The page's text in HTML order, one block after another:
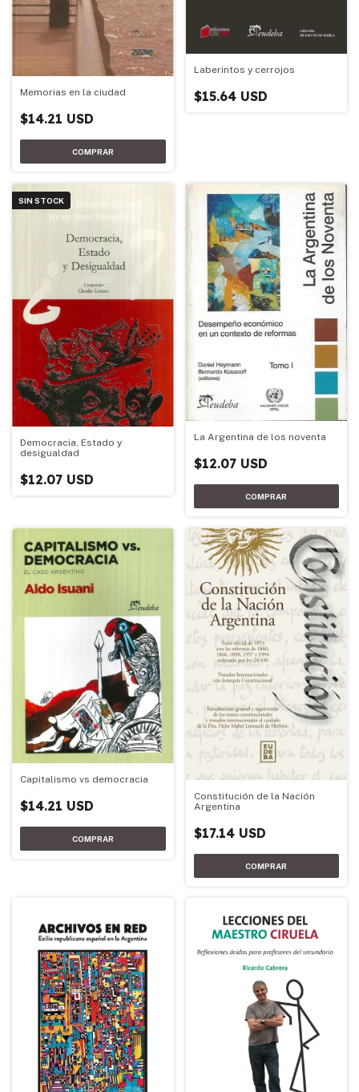
Memorias en la ciudad
$14.21 USD
Laberintos y cerrojos
$15.64 USD
SIN STOCK
Democracia, Estado y
desigualdad
$12.07 USD
La Argentina de los noventa
$12.07 USD
Capitalismo vs democracia
$14.21 USD
Constitución de la Nación
Argentina
$17.14 USD